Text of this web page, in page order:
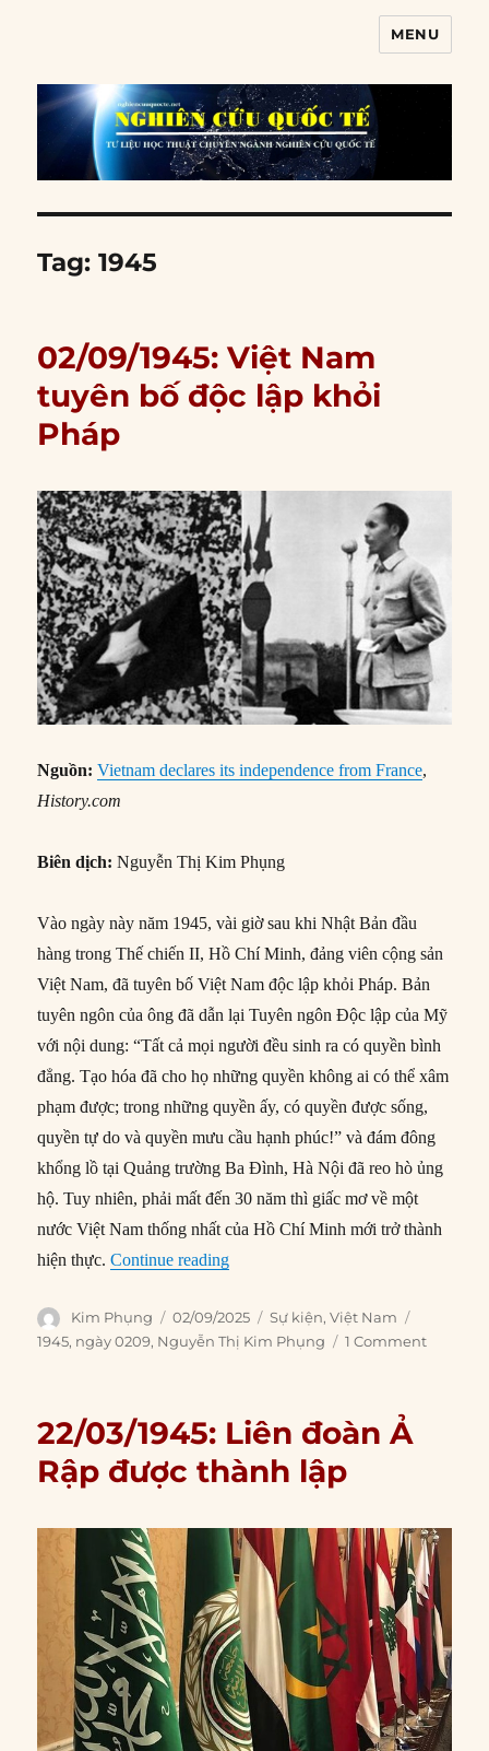
MENU
Tag:1945
02/09/1945: Việt Nam
tuyên bố độc lập khỏi
Pháp
Nguồn:Vietnam declares its independence from France,
History.com
Biên dịch: Nguyễn Thị Kim Phụng
Vào ngày này năm 1945, vài giờ sau khi Nhật Bản đầu
hàng trong Thế chiến II, Hồ Chí Minh, đảng viên cộng sản
Việt Nam, đã tuyên bố Việt Nam độc lập khỏi Pháp. Bản
tuyên ngôn của ông đã dẫn lại Tuyên ngôn Độc lập của Mỹ
với nội dung: “Tất cả mọi người đều sinh ra có quyền bình
đẳng. Tạo hóa đã cho họ những quyền không ai có thể xâm
phạm được; trong những quyền ấy, có quyền được sống,
quyền tự do và quyền mưu cầu hạnh phúc!” và đám đông
khổng lồ tại Quảng trường Ba Đình, Hà Nội đã reo hò ủng
hộ. Tuy nhiên, phải mất đến 30 năm thì giấc mơ về một
nước Việt Nam thống nhất của Hồ Chí Minh mới trở thành
hiện thực.Continue reading“02/09/1945: Việt Nam tuyên bố độc
Author
Kim Phụng
Posted
on
02/09/2025 Categories
Sự kiện,Việt Nam
1945, ngày 0209, Nguyễn Thị Kim Phụng 1 Comment
22/03/1945: Liên đoàn Ả
Rập được thành lập